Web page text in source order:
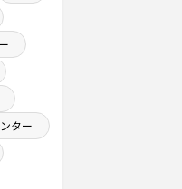
覧
した
設計画
億円
ター